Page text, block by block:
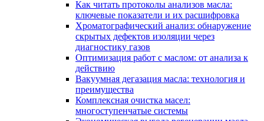
Как читать протоколы анализов масла:
ключевые показатели и их расшифровка
Хроматографический анализ: обнаружение
скрытых дефектов изоляции через
диагностику газов
Оптимизация работ с маслом: от анализа к
действию
Вакуумная дегазация масла: технология и
преимущества
Комплексная очистка масел:
многоступенчатые системы